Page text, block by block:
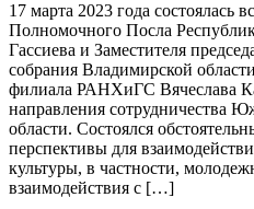
17 марта 2023 года состоялась
Полномочного Посла
Гассиева и Заместителя
собрания Владимирской
филиала РАНХиГС Вячеслава
направления сотрудничества
области. Состоялся
перспективы для
культуры, в частности,
взаимодействия с […]